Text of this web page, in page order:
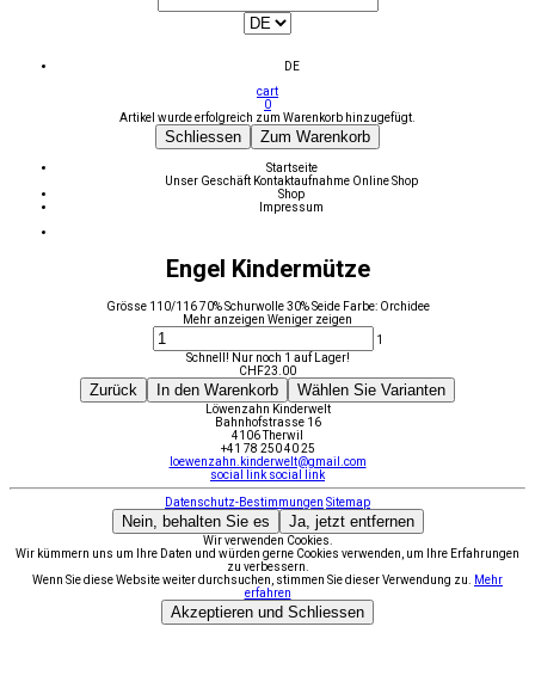
DE
cart
0
Artikel wurde erfolgreich zum Warenkorb hinzugefügt.
Schliessen Zum Warenkorb
Startseite
Unser Geschäft Kontaktaufnahme Online Shop
Shop
Impressum
Engel Kindermütze
Grösse 110/116 70% Schurwolle 30% Seide Farbe: Orchidee
Mehr anzeigen Weniger zeigen
1
Schnell! Nur noch 1 auf Lager!
CHF23.00
Zurück In den Warenkorb Wählen Sie Varianten
Löwenzahn Kinderwelt
Bahnhofstrasse 16
4106 Therwil
+41 78 250 40 25
loewenzahn.kinderwelt@gmail.com
social link social link
Datenschutz-Bestimmungen Sitemap
Nein, behalten Sie es Ja, jetzt entfernen
Wir verwenden Cookies.
Wir kümmern uns um Ihre Daten und würden gerne Cookies verwenden, um Ihre Erfahrungen
zu verbessern.
Wenn Sie diese Website weiter durchsuchen, stimmen Sie dieser Verwendung zu.
Mehr
erfahren
Akzeptieren und Schliessen